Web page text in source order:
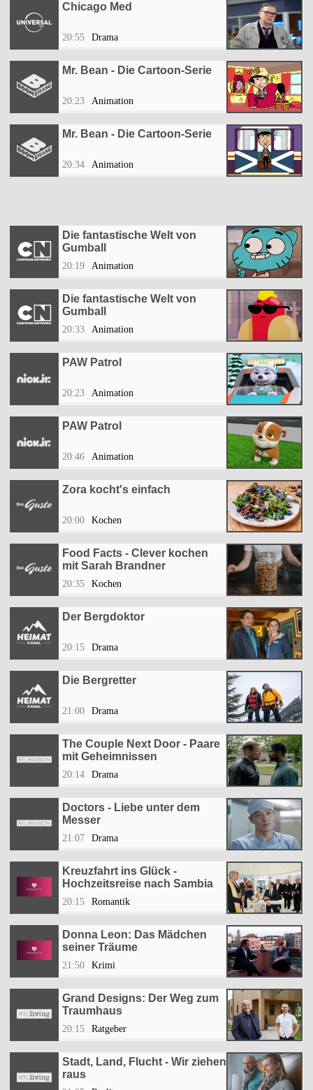
Chicago Med
20:55 Drama
Mr. Bean - Die Cartoon-Serie
20:23 Animation
Mr. Bean - Die Cartoon-Serie
20:34 Animation
Die fantastische Welt von
Gumball
20:19 Animation
Die fantastische Welt von
Gumball
20:33 Animation
PAW Patrol
20:23 Animation
PAW Patrol
20:46 Animation
Zora kocht's einfach
20:00 Kochen
Food Facts - Clever kochen
mit Sarah Brandner
20:35 Kochen
Der Bergdoktor
20:15 Drama
Die Bergretter
21:00 Drama
The Couple Next Door - Paare
mit Geheimnissen
20:14 Drama
Doctors - Liebe unter dem
Messer
21:07 Drama
Kreuzfahrt ins Glück -
Hochzeitsreise nach Sambia
20:15 Romantik
Donna Leon: Das Mädchen
seiner Träume
21:50 Krimi
Grand Designs: Der Weg zum
Traumhaus
20:15 Ratgeber
Stadt, Land, Flucht - Wir ziehen
raus